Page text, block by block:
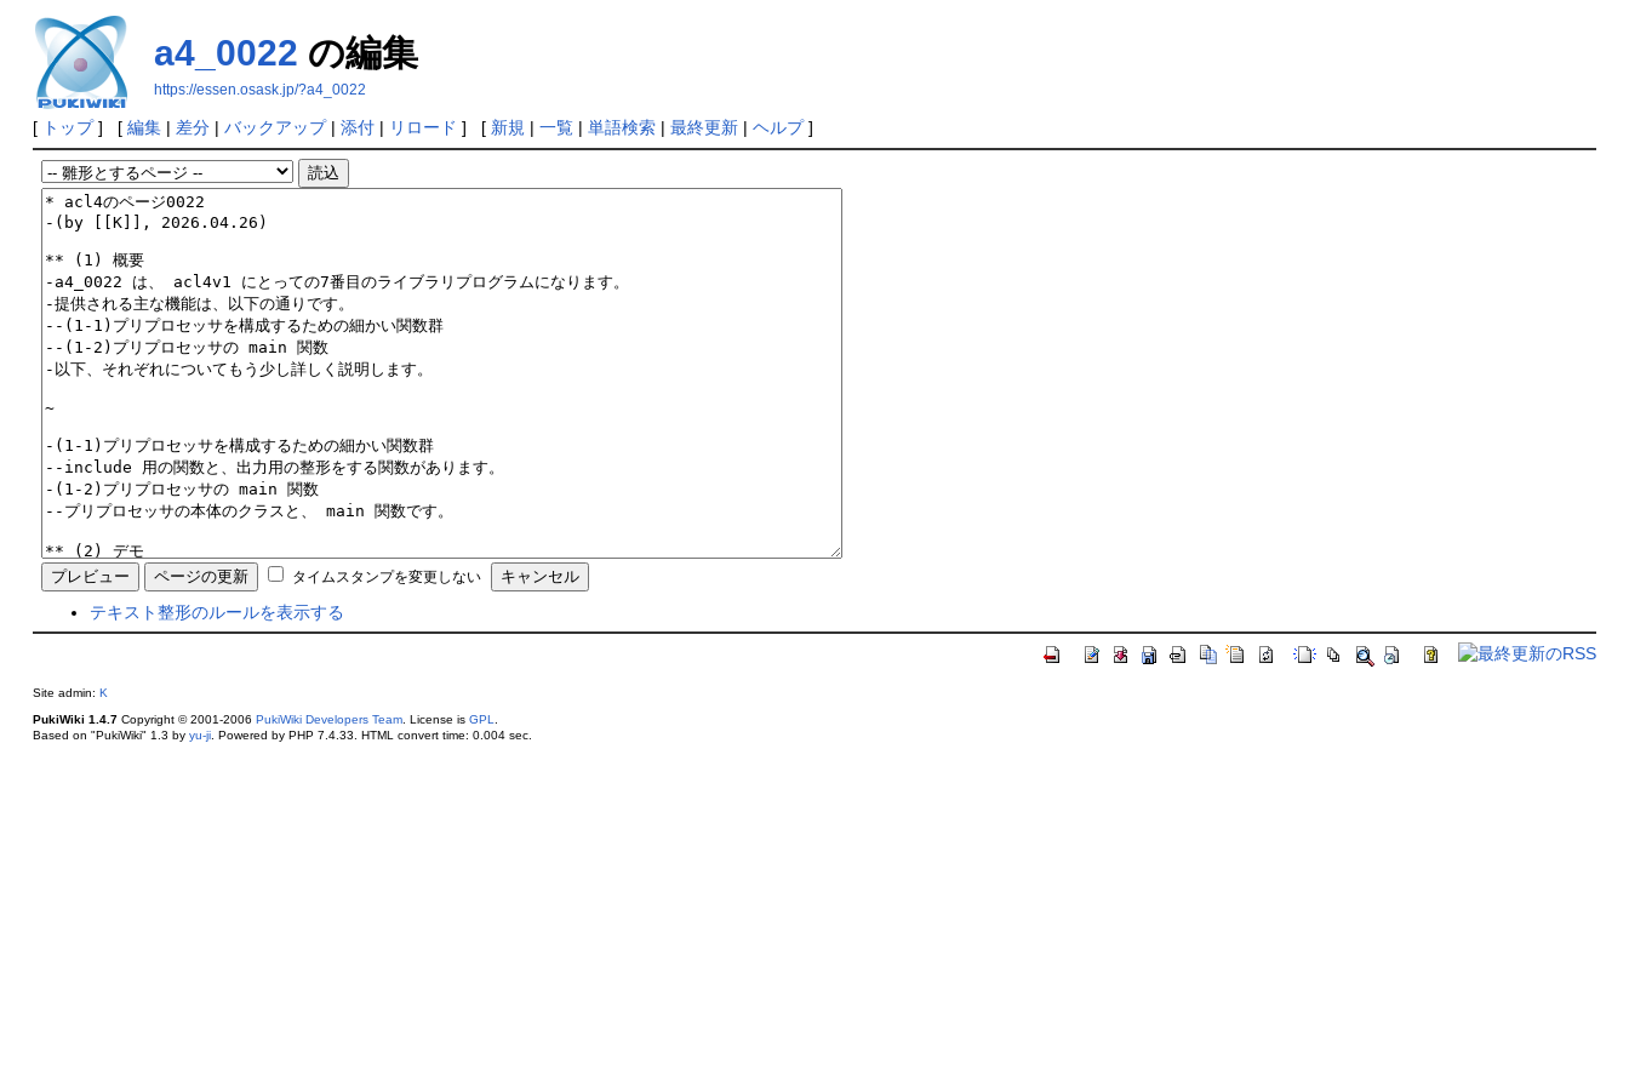
a4_0022 の編集
https://essen.osask.jp/?a4_0022
[ トップ] [ 編集| 差分| バックアップ| 添付| リロード ] [ 新規 | 一覧| 単語検索| 最終更新| ヘルプ]
タイムスタンプを変更しない
テキスト整形のルールを表示する
Site admin: K
PukiWiki 1.4.7Copyright © 2001-2006 PukiWiki Developers Team. License is GPL
Based on "PukiWiki" 1.3 by yu-ji. Powered by PHP 7.4.33. HTML convert time: 0.004 sec.